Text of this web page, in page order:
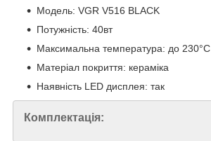
Модель: VGR V516 BLACK
Потужність: 40вт
Максимальна температура: до 230°C
Матеріал покриття: кераміка
Наявність LED дисплея: так
Комплектація: